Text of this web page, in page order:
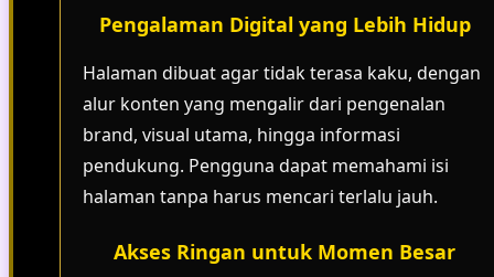
Pengalaman Digital yang Lebih Hidup
Halaman dibuat agar tidak terasa kaku, dengan
alur konten yang mengalir dari pengenalan
brand, visual utama, hingga informasi
pendukung. Pengguna dapat memahami isi
halaman tanpa harus mencari terlalu jauh.
Akses Ringan untuk Momen Besar